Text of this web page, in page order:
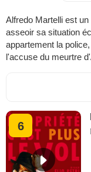
Alfredo Martelli est
asseoir sa situation
appartement la
l'accuse du meurtre
6